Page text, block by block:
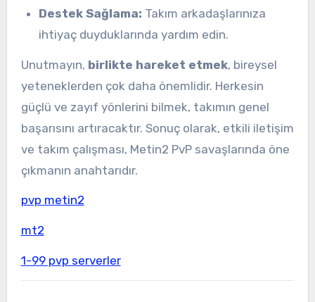
Destek Sağlama: Takım arkadaşlarınıza
ihtiyaç duyduklarında yardım edin.
Unutmayın, birlikte hareket etmek, bireysel
yeteneklerden çok daha önemlidir. Herkesin
güçlü ve zayıf yönlerini bilmek, takımın genel
başarısını artıracaktır. Sonuç olarak, etkili iletişim
ve takım çalışması, Metin2 PvP savaşlarında öne
çıkmanın anahtarıdır.
pvp metin2
mt2
1-99 pvp serverler